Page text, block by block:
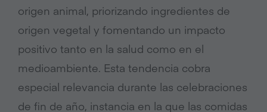
origen animal, priorizando ingredientes de
origen vegetal y fomentando un impacto
positivo tanto en la salud como en el
medioambiente. Esta tendencia cobra
especial relevancia durante las celebraciones
de fin de año, instancia en la que las comidas